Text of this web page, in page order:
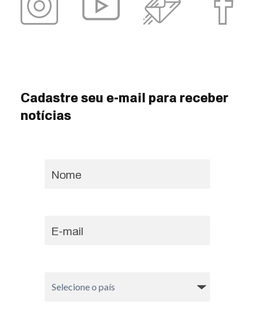
Cadastre seu e-mail para receber
notícias